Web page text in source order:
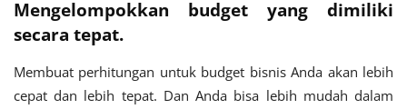
Mengelompokkan budget yang dimiliki
secara tepat.
Membuat perhitungan untuk budget bisnis Anda akan lebih
cepat dan lebih tepat. Dan Anda bisa lebih mudah dalam